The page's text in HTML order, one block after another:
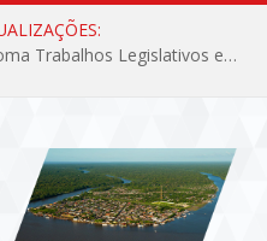
Câmara Municipal de Afuá Retoma Trabalhos Legislativos em Sessão Ordinária